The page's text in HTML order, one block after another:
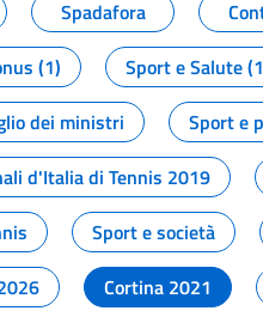
Spadafora
(1) Sport e Salute
dei ministri Sport e
d'Italia di Tennis 2019
Sport e società
Cortina 2021